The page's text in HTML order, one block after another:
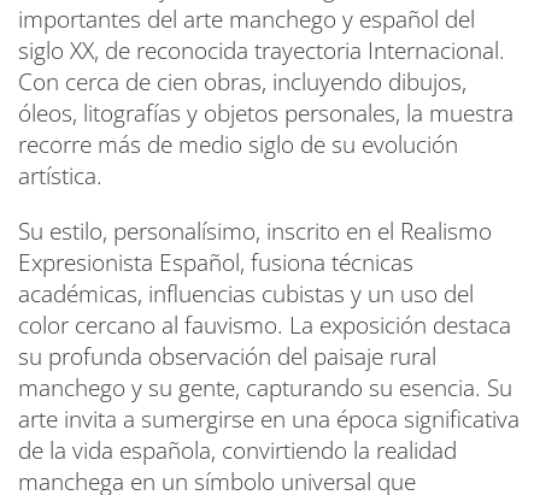
importantes del arte manchego y español del
siglo XX, de reconocida trayectoria Internacional.
Con cerca de cien obras, incluyendo dibujos,
óleos, litografías y objetos personales, la muestra
recorre más de medio siglo de su evolución
artística.
Su estilo, personalísimo, inscrito en el Realismo
Expresionista Español, fusiona técnicas
académicas, influencias cubistas y un uso del
color cercano al fauvismo. La exposición destaca
su profunda observación del paisaje rural
manchego y su gente, capturando su esencia. Su
arte invita a sumergirse en una época significativa
de la vida española, convirtiendo la realidad
manchega en un símbolo universal que